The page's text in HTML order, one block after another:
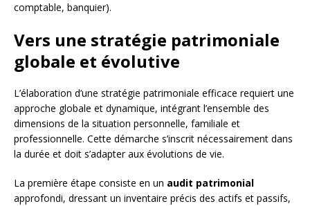
comptable, banquier).
Vers une stratégie patrimoniale
globale et évolutive
L’élaboration d’une stratégie patrimoniale efficace requiert une
approche globale et dynamique, intégrant l’ensemble des
dimensions de la situation personnelle, familiale et
professionnelle. Cette démarche s’inscrit nécessairement dans
la durée et doit s’adapter aux évolutions de vie.
La première étape consiste en un audit patrimonial
approfondi, dressant un inventaire précis des actifs et passifs,